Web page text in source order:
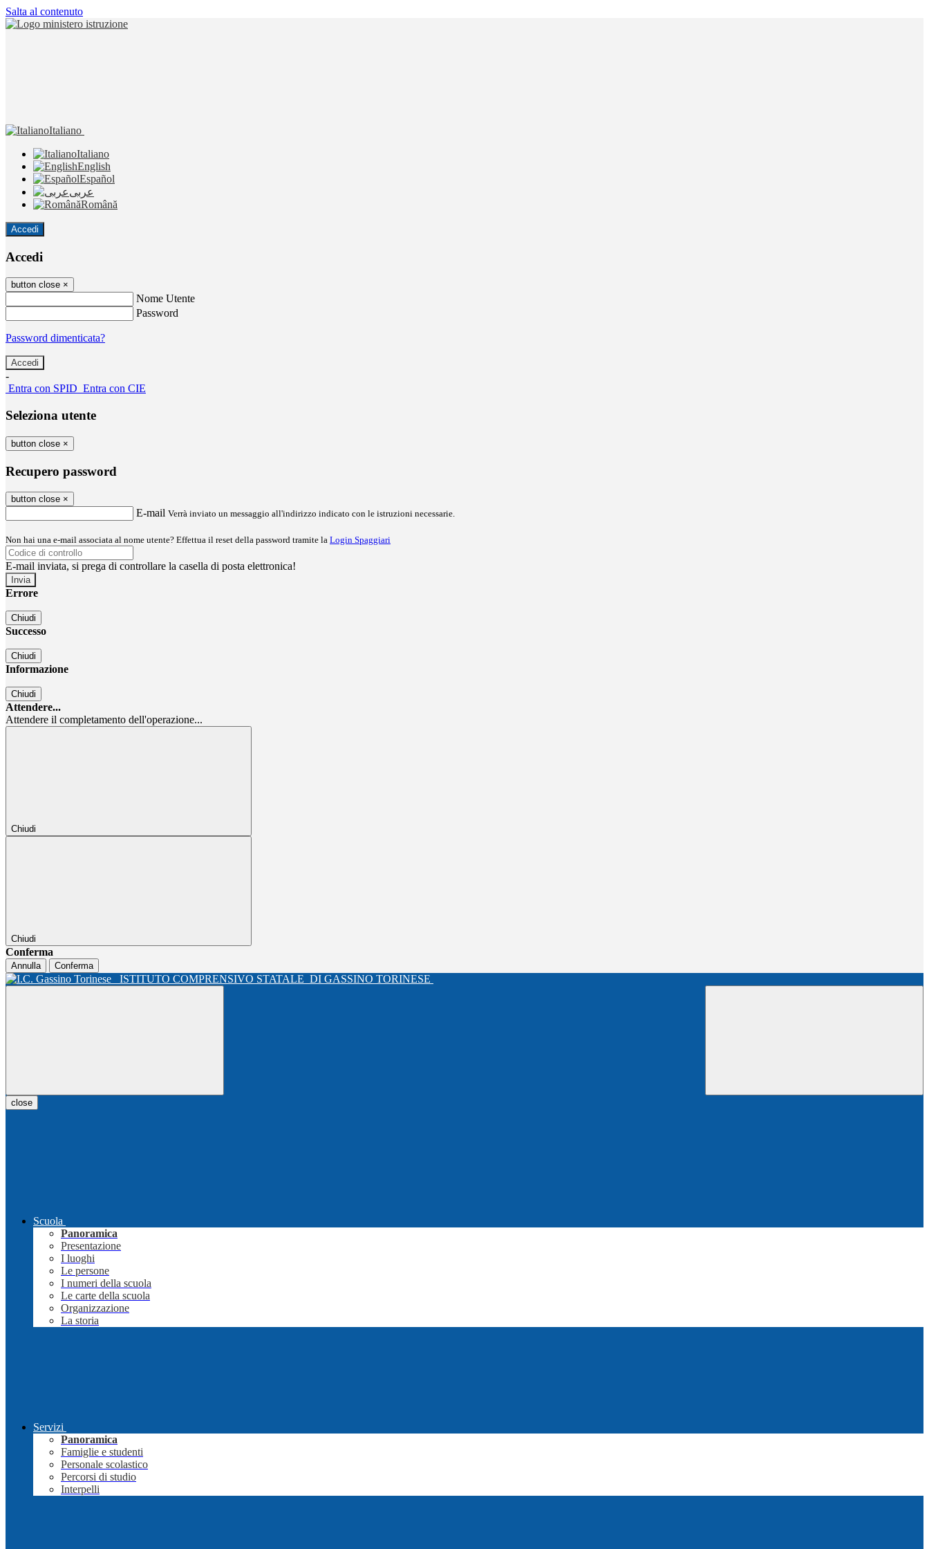
Salta al contenuto
Italiano
Italiano
English
Español
عربى
Română
Accedi
Accedi
button close ×
Nome Utente
Password
Password dimenticata?
-
Entra con SPID Entra con CIE
Seleziona utente
button close ×
Recupero password
button close ×
E-mail Verrà inviato un messaggio all'indirizzo indicato con le istruzioni necessarie.
Non hai una e-mail associata al nome utente? Effettua il reset della password tramite la Login Spaggiari
E-mail inviata, si prega di controllare la casella di posta elettronica!
Errore
Chiudi
Successo
Chiudi
Informazione
Chiudi
Attendere...
Attendere il completamento dell'operazione...
Chiudi
Chiudi
Conferma
Annulla Conferma
ISTITUTO COMPRENSIVO STATALE DI GASSINO TORINESE
close
Scuola
Panoramica
Presentazione
I luoghi
Le persone
I numeri della scuola
Le carte della scuola
Organizzazione
La storia
Servizi
Panoramica
Famiglie e studenti
Personale scolastico
Percorsi di studio
Interpelli